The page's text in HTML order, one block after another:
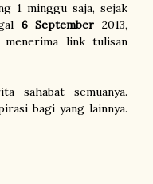
1 minggu saja, sejak
6 September2013,
link tulisan
sahabat semuanya.
bagi yang lainnya.